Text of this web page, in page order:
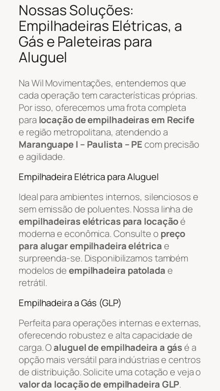
Nossas Soluções:
Empilhadeiras Elétricas, a
Gás e Paleteiras para
Aluguel
Na Wil Movimentações, entendemos que
cada operação tem características próprias.
Por isso, oferecemos uma frota completa
para locação de empilhadeiras em Recife
e região metropolitana, atendendo a
Maranguape I – Paulista – PEcom precisão
e agilidade.
Empilhadeira Elétrica para Aluguel
Ideal para ambientes internos, silenciosos e
sem emissão de poluentes. Nossa linha de
empilhadeiras elétricas para locaçãoé
moderna e econômica. Consulte o preço
para alugar empilhadeira elétricae
surpreenda-se. Disponibilizamos também
modelos deempilhadeira patoladae
retrátil.
Empilhadeira a Gás (GLP)
Perfeita para operações internas e externas,
oferecendo robustez e alta capacidade de
carga. Oaluguel de empilhadeira a gásé a
opção mais versátil para indústrias e centros
de distribuição. Solicite uma cotação e veja o
valor da locação de empilhadeira GLP.